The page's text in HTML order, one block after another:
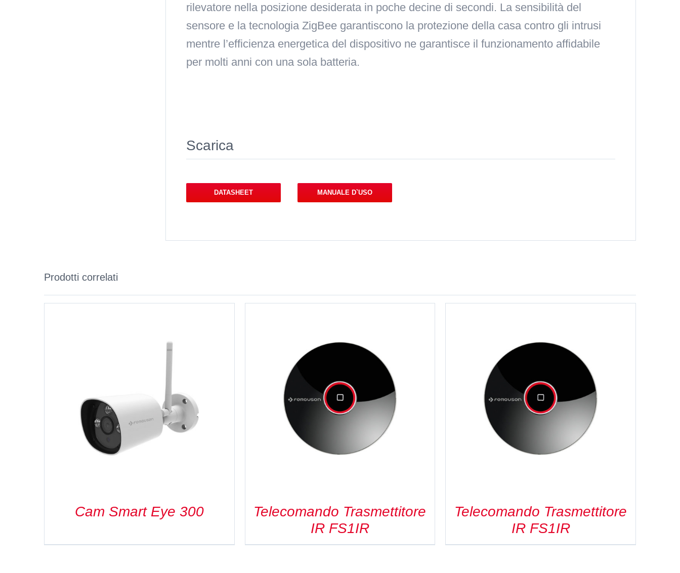
rilevatore nella posizione desiderata in poche decine di secondi. La sensibilità del
sensore e la tecnologia ZigBee garantiscono la protezione della casa contro gli intrusi
mentre l’efficienza energetica del dispositivo ne garantisce il funzionamento affidabile
per molti anni con una sola batteria.
Scarica
DATASHEET MANUALE D`USO
Prodotti correlati
Cam Smart Eye 300
DETAILS
Telecomando Trasmettitore
IR FS1IR
DETAILS
Telecomando Trasmettitore
IR FS1IR